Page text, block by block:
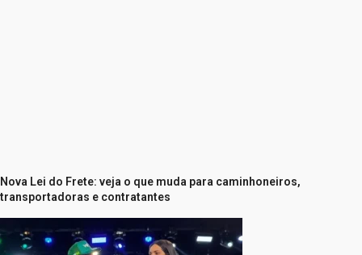
Nova Lei do Frete: veja o que muda para caminhoneiros,
transportadoras e contratantes